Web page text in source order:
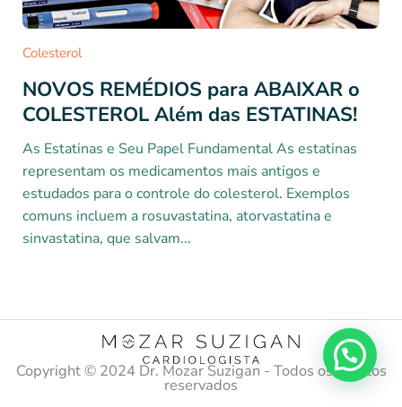
Colesterol
NOVOS REMÉDIOS para ABAIXAR o
COLESTEROL Além das ESTATINAS!
As Estatinas e Seu Papel Fundamental As estatinas
representam os medicamentos mais antigos e
estudados para o controle do colesterol. Exemplos
comuns incluem a rosuvastatina, atorvastatina e
sinvastatina, que salvam...
Copyright ©️ 2024 Dr. Mozar Suzigan - Todos os direitos
reservados